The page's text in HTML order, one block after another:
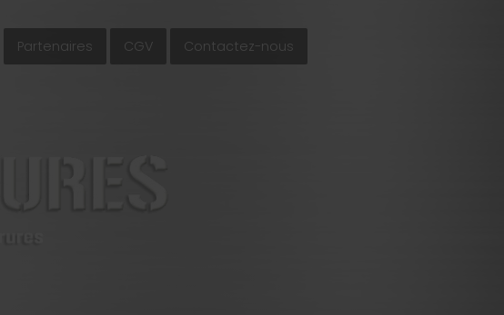
Partenaires CGV Contactez-nous